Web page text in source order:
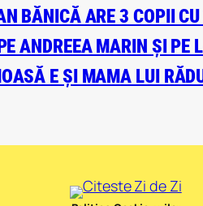
BĂNICĂ ARE 3 COPII
ANDREEA MARIN ȘI PE
E ȘI MAMA LUI